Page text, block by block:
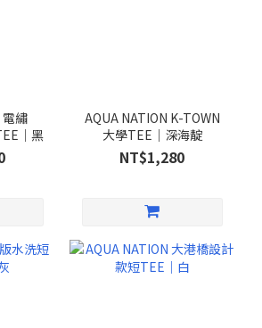
電繡
｜黑
AQUA NATION K-TOWN
大學TEE｜深海靛
NT$1,280